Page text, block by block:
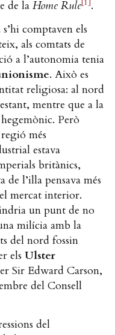
de la Home Rule [1] .
comptaven els
als comtats de
a l’autonomia tenia
. Això es
religiosa: al nord
mentre que a la
Però
més
estava
britànics,
de l’illa pensava més
mercat interior.
un punt de no
milícia amb la
del nord fossin
els Ulster
Sir Edward Carson,
del Consell
del